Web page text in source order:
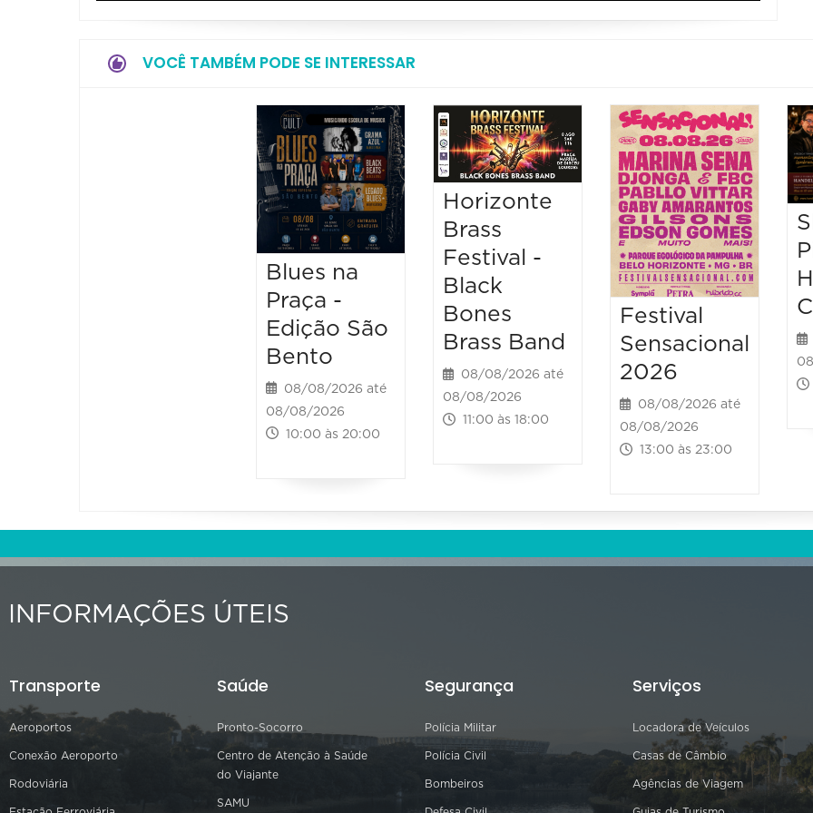
VOCÊ TAMBÉM PODE SE INTERESSAR
Blues na
Praça -
Edição São
Bento
08/08/2026 até
08/08/2026
10:00 às 20:00
Horizonte
Brass
Festival -
Black
Bones
Brass Band
08/08/2026 até
08/08/2026
11:00 às 18:00
Festival
Sensacional
2026
08/08/2026 até
08/08/2026
13:00 às 23:00
INFORMAÇÕES ÚTEIS
Transporte
Aeroportos
Conexão Aeroporto
Rodoviária
Saúde
Pronto-Socorro
Centro de Atenção à Saúde
do Viajante
SAMU
Segurança
Polícia Militar
Polícia Civil
Bombeiros
Serviços
Locadora de Veículos
Casas de Câmbio
Agências de Viagem